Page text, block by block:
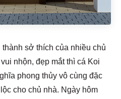
sở thích của nhiều chủ
nhộn, đẹp mắt thì cá Koi
phong thủy vô cùng đặc
cho chủ nhà. Ngày hôm